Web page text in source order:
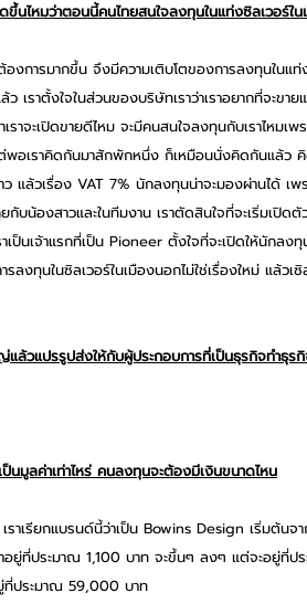
ขึ้นไหมว่าตอนนี้คนไทยสนใจลงทุนในแท่งซิลเวอร์ใ
งการมากขึ้น จึงมีความเติบโตของการลงทุนในแท่
เราตั้งใจในส่วนของบริษัทเราว่าเราอยากที่จะข
าจะเปิดขายดีไหม จะมีคนสนใจลงทุนกับเราไหมเ
ต่พอเราคิดกันมาสักพักหนึ่ง ก็เหมือนนั่งคิดกันแล้ว
แล้วเรื่อง VAT 7% นักลงทุนน่าจะมองผ่านได้ เพ
บน้องสาวและในทีมงาน เราตัดสินใจที่จะเริ่มเปิ
เป็นเจ้าแรกที่เป็น Pioneer ตั้งใจที่จะเปิดให้นักล
ลงทุนในซิลเวอร์ในเมืองนอกไม่ใช่เรื่องใหม่ แล้ว
ญ่แล้วแปรรูปส่งให้กับผู้ประกอบการที่เป็นธุรกิจทำ
มูลค่าเท่าไหร่ คนลงทุนจะต้องมีเงินขนาดไหน
เราเรียกแบรนด์นี้ว่าเป็น Bowins Design เริ่มต้น
อยู่ที่ประมาณ 1,100 บาท จะขึ้นๆ ลงๆ แต่จะอยู่ที่
ที่ประมาณ 59,000 บาท